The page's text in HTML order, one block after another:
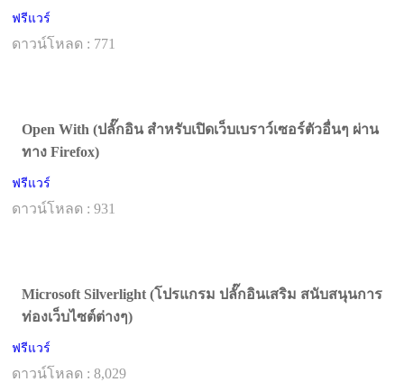
ฟรีแวร์
ดาวน์โหลด : 771
Open With (ปลั๊กอิน สำหรับเปิดเว็บเบราว์เซอร์ตัวอื่นๆ ผ่าน
ทาง Firefox)
ฟรีแวร์
ดาวน์โหลด : 931
Microsoft Silverlight (โปรแกรม ปลั๊กอินเสริม สนับสนุนการ
ท่องเว็บไซต์ต่างๆ)
ฟรีแวร์
ดาวน์โหลด : 8,029